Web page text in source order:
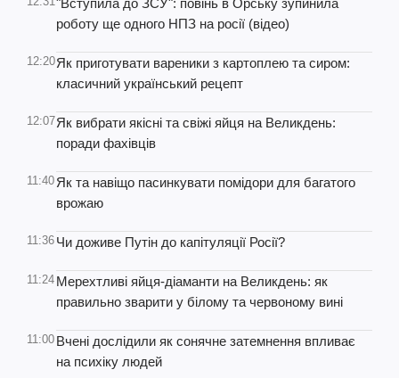
"Вступила до ЗСУ": повінь в Орську зупинила
роботу ще одного НПЗ на росії (відео)
12:20Як приготувати вареники з картоплею та сиром:
класичний український рецепт
12:07Як вибрати якісні та свіжі яйця на Великдень:
поради фахівців
11:40 Як та навіщо пасинкувати помідори для багатого
врожаю
11:36 Чи доживе Путін до капітуляції Росії?
11:24 Мерехтливі яйця-діаманти на Великдень: як
правильно зварити у білому та червоному вині
11:00 Вчені дослідили як сонячне затемнення впливає
на психіку людей